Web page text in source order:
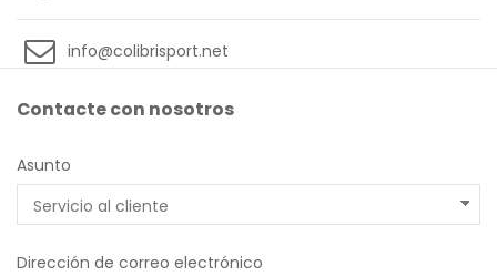
info@colibrisport.net
Contacte con nosotros
Asunto
Dirección de correo electrónico